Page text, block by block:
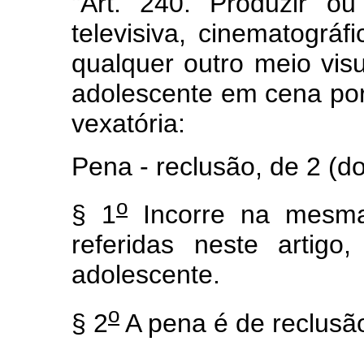
televisiva,
qualquer outro meio
adolescente em cena
vexatória:
Pena - reclusão, de 2
§ 1o Incorre na
referidas neste
adolescente.
§ 2o A pena é de